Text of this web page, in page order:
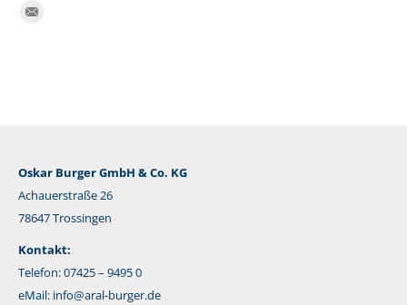
Finden Sie uns auf:
Oskar Burger GmbH & Co. KG
Achauerstraße 26
78647 Trossingen
Kontakt:
Telefon: 07425 – 9495 0
eMail: info@aral-burger.de